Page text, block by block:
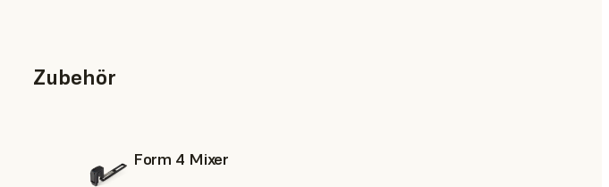
Zubehör
Form 4 Mixer